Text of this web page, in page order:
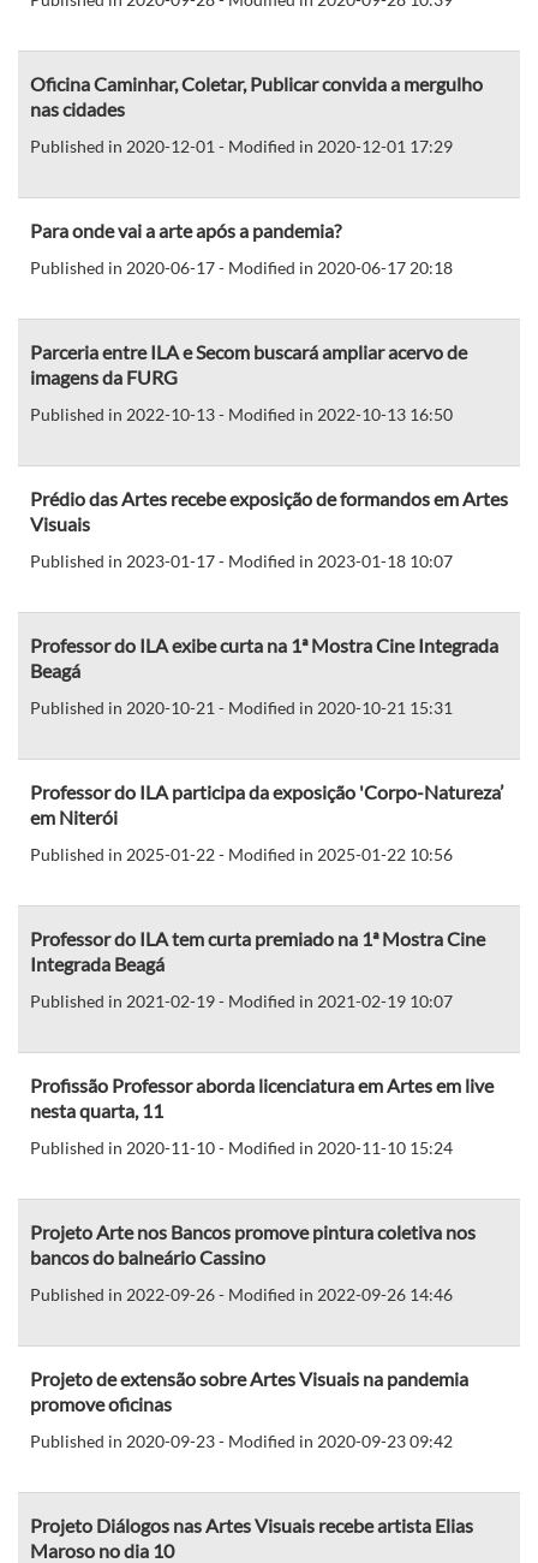
Oficina Caminhar, Coletar, Publicar convida a mergulho
nas cidades
Published in 2020-12-01 - Modified in 2020-12-01 17:29
Para onde vai a arte após a pandemia?
Published in 2020-06-17 - Modified in 2020-06-17 20:18
Parceria entre ILA e Secom buscará ampliar acervo de
imagens da FURG
Published in 2022-10-13 - Modified in 2022-10-13 16:50
Prédio das Artes recebe exposição de formandos em Artes
Visuais
Published in 2023-01-17 - Modified in 2023-01-18 10:07
Professor do ILA exibe curta na 1ª Mostra Cine Integrada
Beagá
Published in 2020-10-21 - Modified in 2020-10-21 15:31
Professor do ILA participa da exposição 'Corpo-Natureza’
em Niterói
Published in 2025-01-22 - Modified in 2025-01-22 10:56
Professor do ILA tem curta premiado na 1ª Mostra Cine
Integrada Beagá
Published in 2021-02-19 - Modified in 2021-02-19 10:07
Profissão Professor aborda licenciatura em Artes em live
nesta quarta, 11
Published in 2020-11-10 - Modified in 2020-11-10 15:24
Projeto Arte nos Bancos promove pintura coletiva nos
bancos do balneário Cassino
Published in 2022-09-26 - Modified in 2022-09-26 14:46
Projeto de extensão sobre Artes Visuais na pandemia
promove oficinas
Published in 2020-09-23 - Modified in 2020-09-23 09:42
Projeto Diálogos nas Artes Visuais recebe artista Elias
Maroso no dia 10